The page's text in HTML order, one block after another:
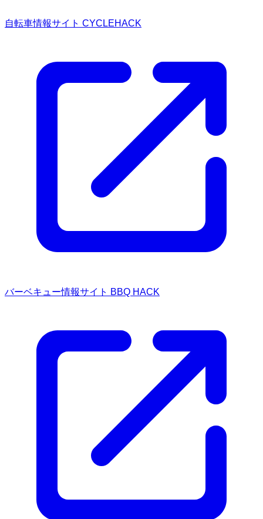
自転車情報サイト CYCLEHACK
バーベキュー情報サイト BBQ HACK